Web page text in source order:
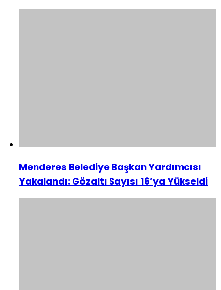
Menderes Belediye Başkan Yardımcısı
Yakalandı: Gözaltı Sayısı 16’ya Yükseldi